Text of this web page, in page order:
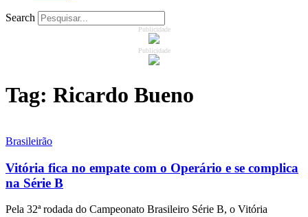
Search
Publicidade
Publicidade
Tag: Ricardo Bueno
Brasileirão
Vitória fica no empate com o Operário e se complica
na Série B
Pela 32ª rodada do Campeonato Brasileiro Série B, o Vitória